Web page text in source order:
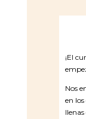
¡El
Nos
en